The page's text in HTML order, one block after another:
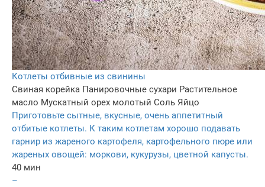
Котлеты отбивные из свинины
Свиная корейка Панировочные сухари Растительное
масло Мускатный орех молотый Соль Яйцо
Приготовьте сытные, вкусные, очень аппетитный
отбитые котлеты. К таким котлетам хорошо подавать
гарнир из жареного картофеля, картофельного пюре или
жареных овощей: моркови, кукурузы, цветной капусты.
40 мин
–